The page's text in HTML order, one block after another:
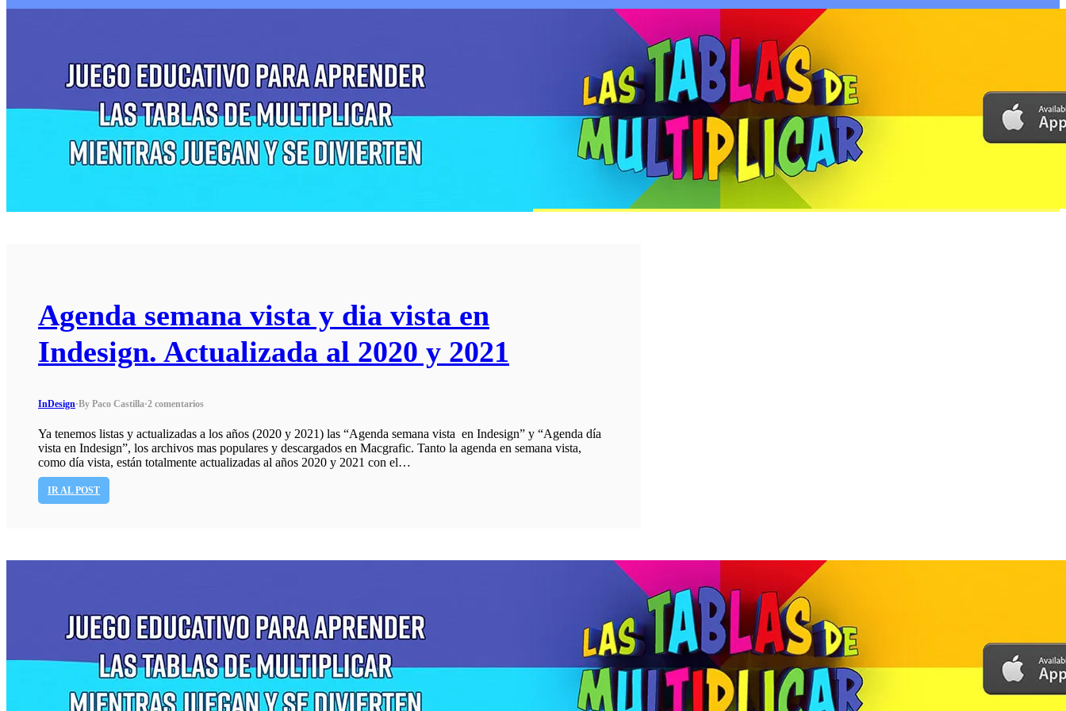
Agenda semana vista y dia vista en
Indesign. Actualizada al 2020 y 2021
InDesign·By Paco Castilla·2 comentarios
Ya tenemos listas y actualizadas a los años (2020 y 2021) las “Agenda semana vista en Indesign” y “Agenda día
vista en Indesign”, los archivos mas populares y descargados en Macgrafic. Tanto la agenda en semana vista,
como día vista, están totalmente actualizadas al años 2020 y 2021 con el…
IR AL POST